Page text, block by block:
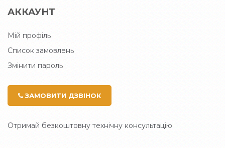
АККАУНТ
Мій профіль
Список замовлень
Змінити пароль
ЗАМОВИТИ ДЗВІНОК
Отримай безкоштовну технічну консультацію